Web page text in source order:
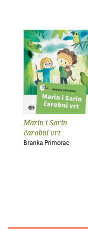
Marin i Sarin
čarobni vrt
Branka Primorac